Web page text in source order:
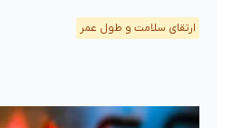
ارتقای سلامت و طول عمر